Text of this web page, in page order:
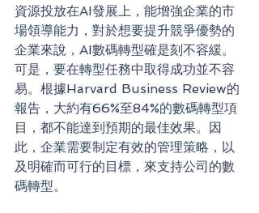
資源投放在AI發展上，能增強企業的市
場領導能力，對於想要提升競爭優勢的
企業來說，AI數碼轉型確是刻不容緩。
可是，要在轉型任務中取得成功並不容
易。根據Harvard Business Review的
報告，大約有66%至84%的數碼轉型項
目，都不能達到預期的最佳效果。因
此，企業需要制定有效的管理策略，以
及明確而可行的目標，來支持公司的數
碼轉型。